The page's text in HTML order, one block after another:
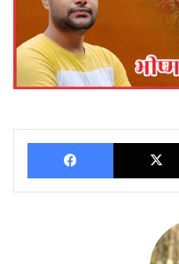
Facebook